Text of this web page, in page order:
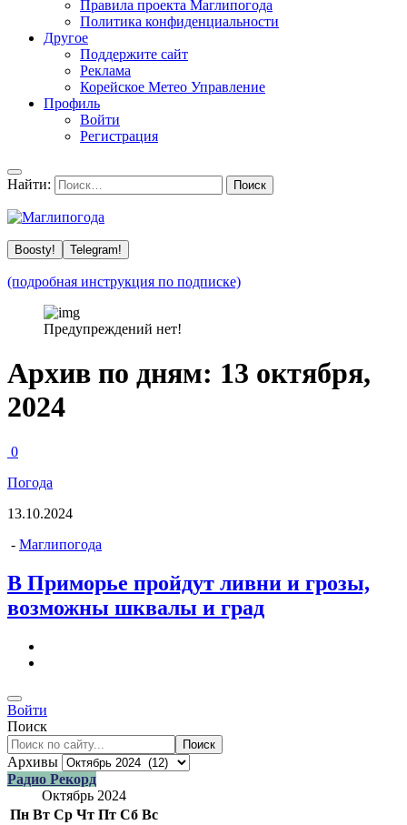
Правила проекта Маглипогода
Политика конфиденциальности
Другое
Поддержите сайт
Реклама
Корейское Метео Управление
Профиль
Войти
Регистрация
Найти:
Boosty! Telegram!
(подробная инструкция по подписке)
Предупреждений нет!
Архив по дням: 13 октября,
2024
0
Погода
13.10.2024
- Маглипогода
В Приморье пройдут ливни и грозы,
возможны шквалы и град
Войти
Поиск
Поиск
Архивы
Радио Рекорд
Октябрь 2024
Пн Вт Ср Чт Пт Сб Вс